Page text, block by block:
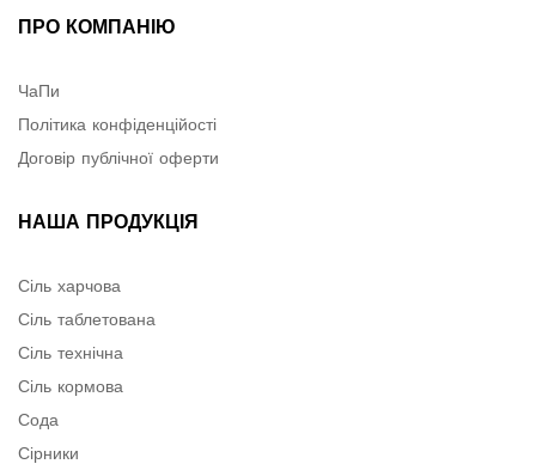
ПРО КОМПАНІЮ
ЧаПи
Політика конфіденційості
Договір публічної оферти
НАША ПРОДУКЦІЯ
Сіль харчова
Сіль таблетована
Сіль технічна
Сіль кормова
Сода
Сірники